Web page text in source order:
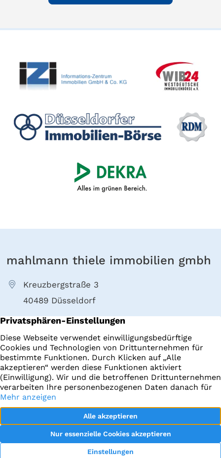
mahlmann thiele immobilien gmbh
Kreuzbergstraße 3
40489 Düsseldorf
+49 211 4022000
E-Mail senden
Immobilien Impressum
Startseite Datenschutz
facebook
Objekt-Tracking Instagram